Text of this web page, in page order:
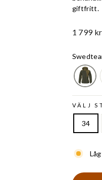
giftfritt.
Ord.
1 799 kr
VÄLJ
34